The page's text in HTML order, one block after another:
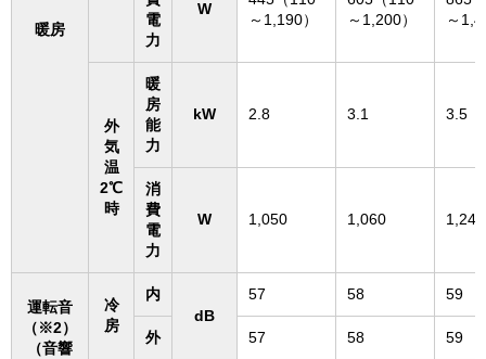
暖房
電
力
W
～1,190）
～1,200）
～
外
気
温
2℃
時
暖
房
能
力
kW 2.8 3.1 3.5
消
費
電
力
W 1,050 1,060 1,240
運転音
（※2）
（音響
冷
房
内
dB
57 58 59
外 57 58 59